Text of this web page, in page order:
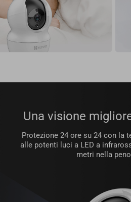
Una visione
Protezione 24 ore su 24 con la
alle potenti luci a LED a
metri nella